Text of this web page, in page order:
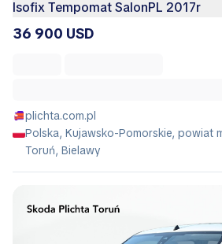
Isofix Tempomat SalonPL 2017r
36 900 USD
plichta.com.pl
Polska, Kujawsko-Pomorskie, powiat
Toruń, Bielawy